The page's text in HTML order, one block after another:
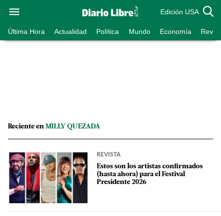
Edición USA
Última Hora Actualidad Política Mundo Economía
Reciente en MILLY QUEZADA
REVISTA
Estos son los artistas confirmados
(hasta ahora) para el Festival
Presidente 2026